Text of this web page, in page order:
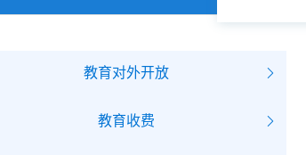
教育对外开放
教育收费